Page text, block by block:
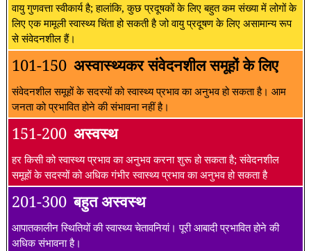
वायु गुणवत्ता स्वीकार्य है; हालांकि, कुछ प्रदूषकों के लिए बहुत कम संख्या में लोगों के
लिए एक मामूली स्वास्थ्य चिंता हो सकती है जो वायु प्रदूषण के लिए असामान्य रूप
से संवेदनशील हैं।
101-150 अस्वास्थ्यकर संवेदनशील समूहों के लिए
संवेदनशील समूहों के सदस्यों को स्वास्थ्य प्रभाव का अनुभव हो सकता है। आम
जनता को प्रभावित होने की संभावना नहीं है।
151-200 अस्वस्थ
हर किसी को स्वास्थ्य प्रभाव का अनुभव करना शुरू हो सकता है; संवेदनशील
समूहों के सदस्यों को अधिक गंभीर स्वास्थ्य प्रभाव का अनुभव हो सकता है
201-300 बहुत अस्वस्थ
आपातकालीन स्थितियों की स्वास्थ्य चेतावनियां। पूरी आबादी प्रभावित होने की
अधिक संभावना है।